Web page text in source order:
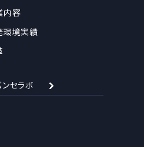
内容
環境実績
セラボ